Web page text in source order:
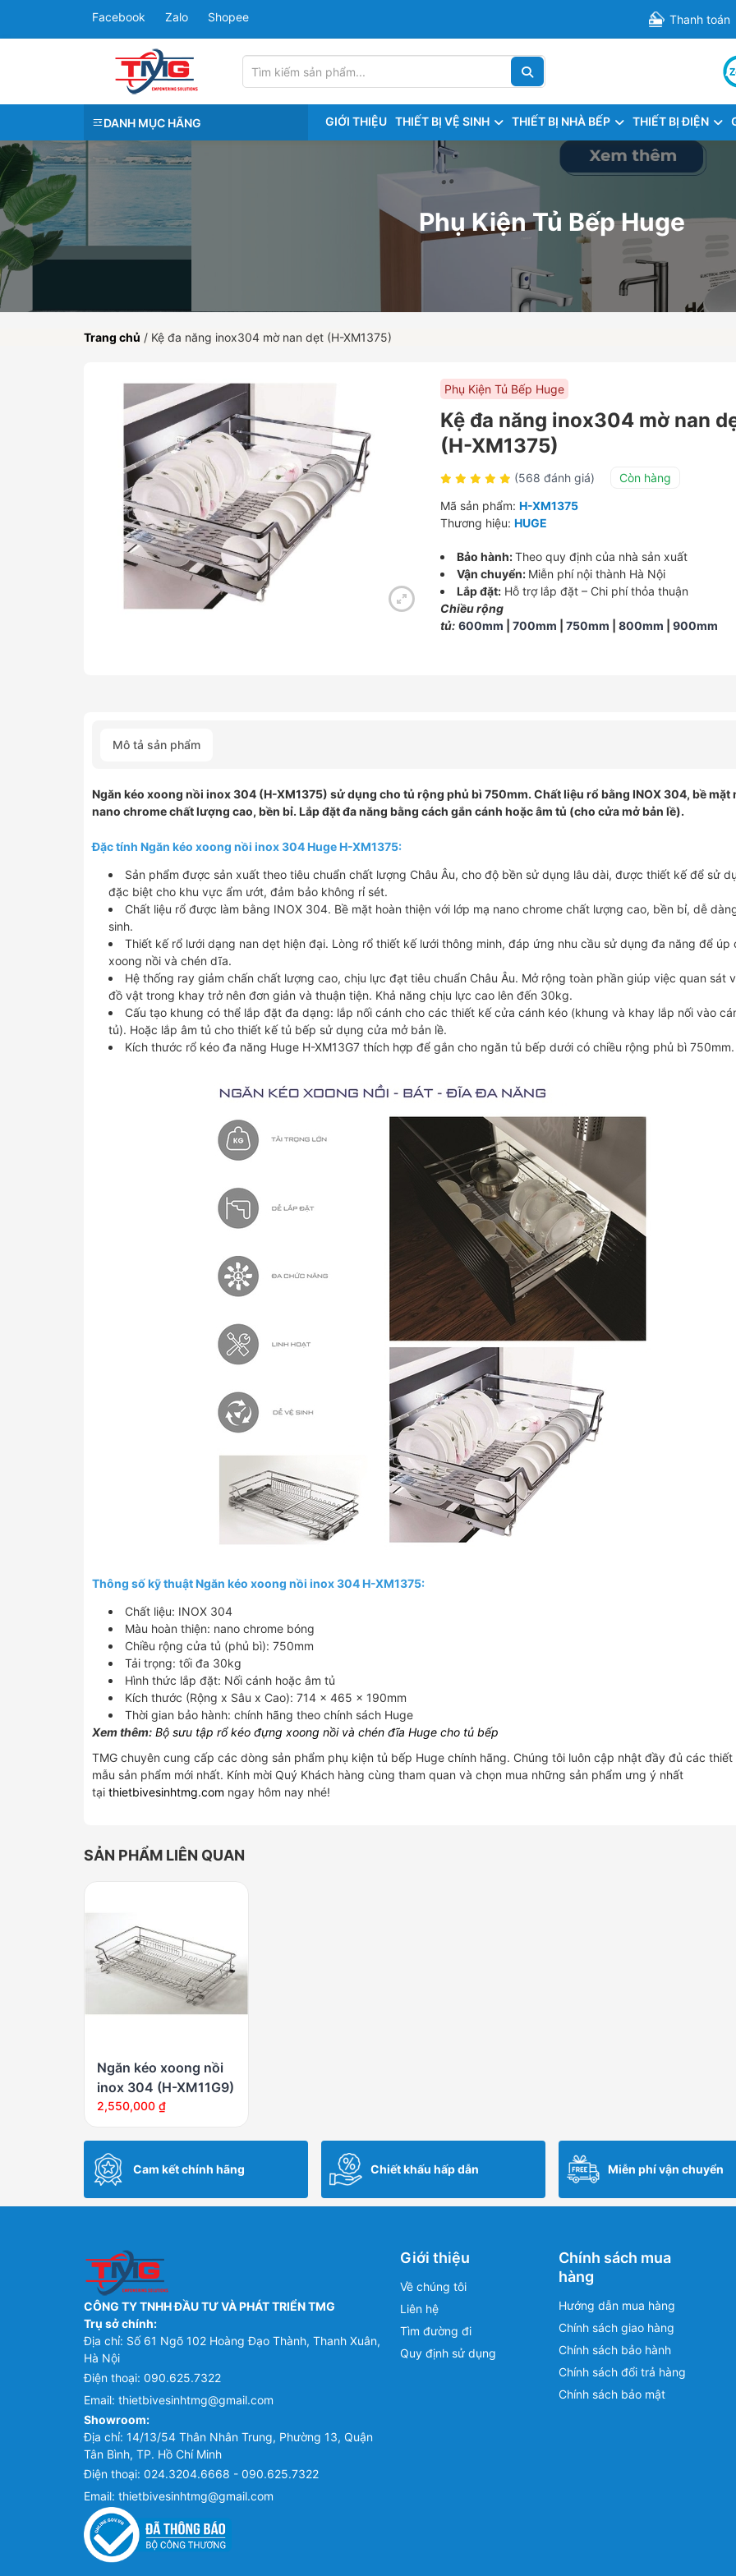
Facebook Zalo Shopee Thanh toán
DANH MỤC HÃNG GIỚI THIỆU THIẾT BỊ VỆ SINH THIẾT BỊ NHÀ BẾP THIẾT BỊ ĐIỆN
Phụ Kiện Tủ Bếp Huge
Trang chủ / Kệ đa năng inox304 mờ nan dẹt (H-XM1375)
Phụ Kiện Tủ Bếp Huge
Kệ đa năng inox304 mờ nan
(H-XM1375)
(568 đánh giá)
Còn hàng
Mã sản phẩm: H-XM1375
Thương hiệu: HUGE
Bảo hành:Theo quy định của nhà sản xuất
Vận chuyển: Miễn phí nội thành Hà Nội
Lắp đặt:Hỗ trợ lắp đặt – Chi phí thỏa thuận
Chiều rộng
tủ: 600mm 700mm 750mm 800mm 900mm
Mô tả sản phẩm
Ngăn kéo xoong nồi inox 304 (H-XM1375) sử dụng cho tủ rộng phủ bì 750mm. Chất liệu rổ bằng INOX 304, bề mặt
nano chrome chất lượng cao, bền bỉ. Lắp đặt đa năng bằng cách gắn cánh hoặc âm tủ (cho cửa mở bản lề).
Đặc tính Ngăn kéo xoong nồi inox 304 Huge H-XM1375:
Sản phẩm được sản xuất theo tiêu chuẩn chất lượng Châu Âu, cho độ bền sử dụng lâu dài, được thiết kế để sử
đặc biệt cho khu vực ẩm ướt, đảm bảo không rỉ sét.
Chất liệu rổ được làm bằng INOX 304. Bề mặt hoàn thiện với lớp mạ nano chrome chất lượng cao, bền bỉ, dễ
sinh.
Thiết kế rổ lưới dạng nan dẹt hiện đại. Lòng rổ thiết kế lưới thông minh, đáp ứng nhu cầu sử dụng đa năng để úp
xoong nồi và chén dĩa.
Hệ thống ray giảm chấn chất lượng cao, chịu lực đạt tiêu chuẩn Châu Âu. Mở rộng toàn phần giúp việc quan sát
đồ vật trong khay trở nên đơn giản và thuận tiện. Khả năng chịu lực cao lên đến 30kg.
Cấu tạo khung có thể lắp đặt đa dạng: lắp nối cánh cho các thiết kế cửa cánh kéo (khung và khay lắp nối vào
tủ). Hoặc lắp âm tủ cho thiết kế tủ bếp sử dụng cửa mở bản lề.
Kích thước rổ kéo đa năng Huge H-XM13G7 thích hợp để gắn cho ngăn tủ bếp dưới có chiều rộng phủ bì 750mm.
Thông số kỹ thuật Ngăn kéo xoong nồi inox 304 H-XM1375:
Chất liệu: INOX 304
Màu hoàn thiện: nano chrome bóng
Chiều rộng cửa tủ (phủ bì): 750mm
Tải trọng: tối đa 30kg
Hình thức lắp đặt: Nối cánh hoặc âm tủ
Kích thước (Rộng x Sâu x Cao): 714 x 465 x 190mm
Thời gian bảo hành: chính hãng theo chính sách Huge
Xem thêm: Bộ sưu tập rổ kéo đựng xoong nồi và chén đĩa Huge cho tủ bếp
TMG chuyên cung cấp các dòng sản phẩm phụ kiện tủ bếp Huge chính hãng. Chúng tôi luôn cập nhật đầy đủ các thiết
mẫu sản phẩm mới nhất. Kính mời Quý Khách hàng cùng tham quan và chọn mua những sản phẩm ưng ý nhất
tại thietbivesinhtmg.com ngay hôm nay nhé!
SẢN PHẨM LIÊN QUAN
Ngăn kéo xoong nồi
inox 304 (H-XM11G9)
2,550,000 ₫
Cam kết chính hãng Chiết khấu hấp dẫn Miễn phí vận chuyển
CÔNG TY TNHH ĐẦU TƯ VÀ PHÁT TRIỂN TMG
Trụ sở chính:
Địa chỉ: Số 61 Ngõ 102 Hoàng Đạo Thành, Thanh Xuân,
Hà Nội
Điện thoại: 090.625.7322
Email: thietbivesinhtmg@gmail.com
Showroom:
Địa chỉ: 14/13/54 Thân Nhân Trung, Phường 13, Quận
Tân Bình, TP. Hồ Chí Minh
Điện thoại: 024.3204.6668 - 090.625.7322
Email: thietbivesinhtmg@gmail.com
Giới thiệu
Về chúng tôi
Liên hệ
Tìm đường đi
Quy định sử dụng
Chính sách mua
hàng
Hướng dẫn mua hàng
Chính sách giao hàng
Chính sách bảo hành
Chính sách đổi trả hàng
Chính sách bảo mật